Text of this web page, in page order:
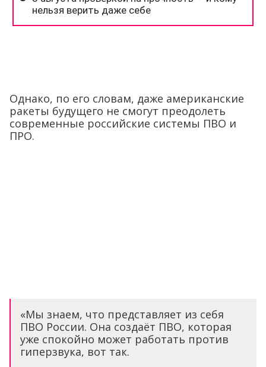
Однако, по его словам, даже американские
ракеты будущего не смогут преодолеть
современные российские системы ПВО и
ПРО.
«Мы знаем, что представляет из себя
ПВО России. Она создаёт ПВО, которая
уже спокойно может работать против
гиперзвука, вот так.